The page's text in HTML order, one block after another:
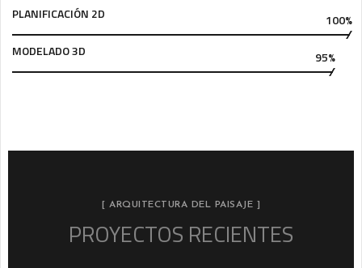
PLANIFICACIÓN 2D
100%
MODELADO 3D
95%
[ ARQUITECTURA DEL PAISAJE ]
PROYECTOS RECIENTES